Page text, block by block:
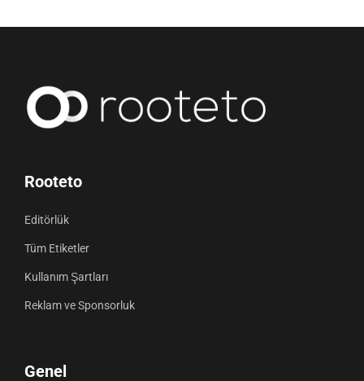
Rooteto
Editörlük
Tüm Etiketler
Kullanım Şartları
Reklam ve Sponsorluk
Genel